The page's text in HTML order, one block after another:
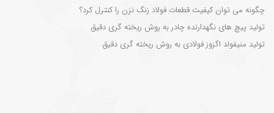
چگونه می توان کیفیت قطعات فولاد زنگ نزن را کنترل کرد؟
تولید پیچ های نگهدارنده چادر به روش ریخته گری دقیق
تولید منیفولد اگزوز فولادی به روش ریخته گری دقیق